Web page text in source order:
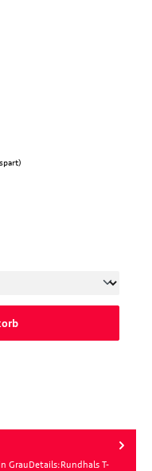
GrauDetails:Rundhals T-